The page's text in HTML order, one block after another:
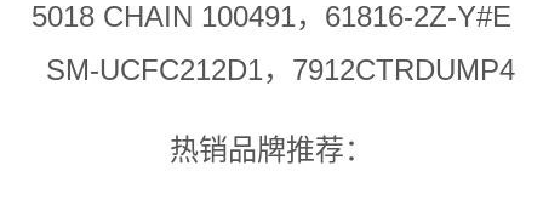
5018 CHAIN 100491，61816-2Z-Y#E
SM-UCFC212D1，7912CTRDUMP4
热销品牌推荐：